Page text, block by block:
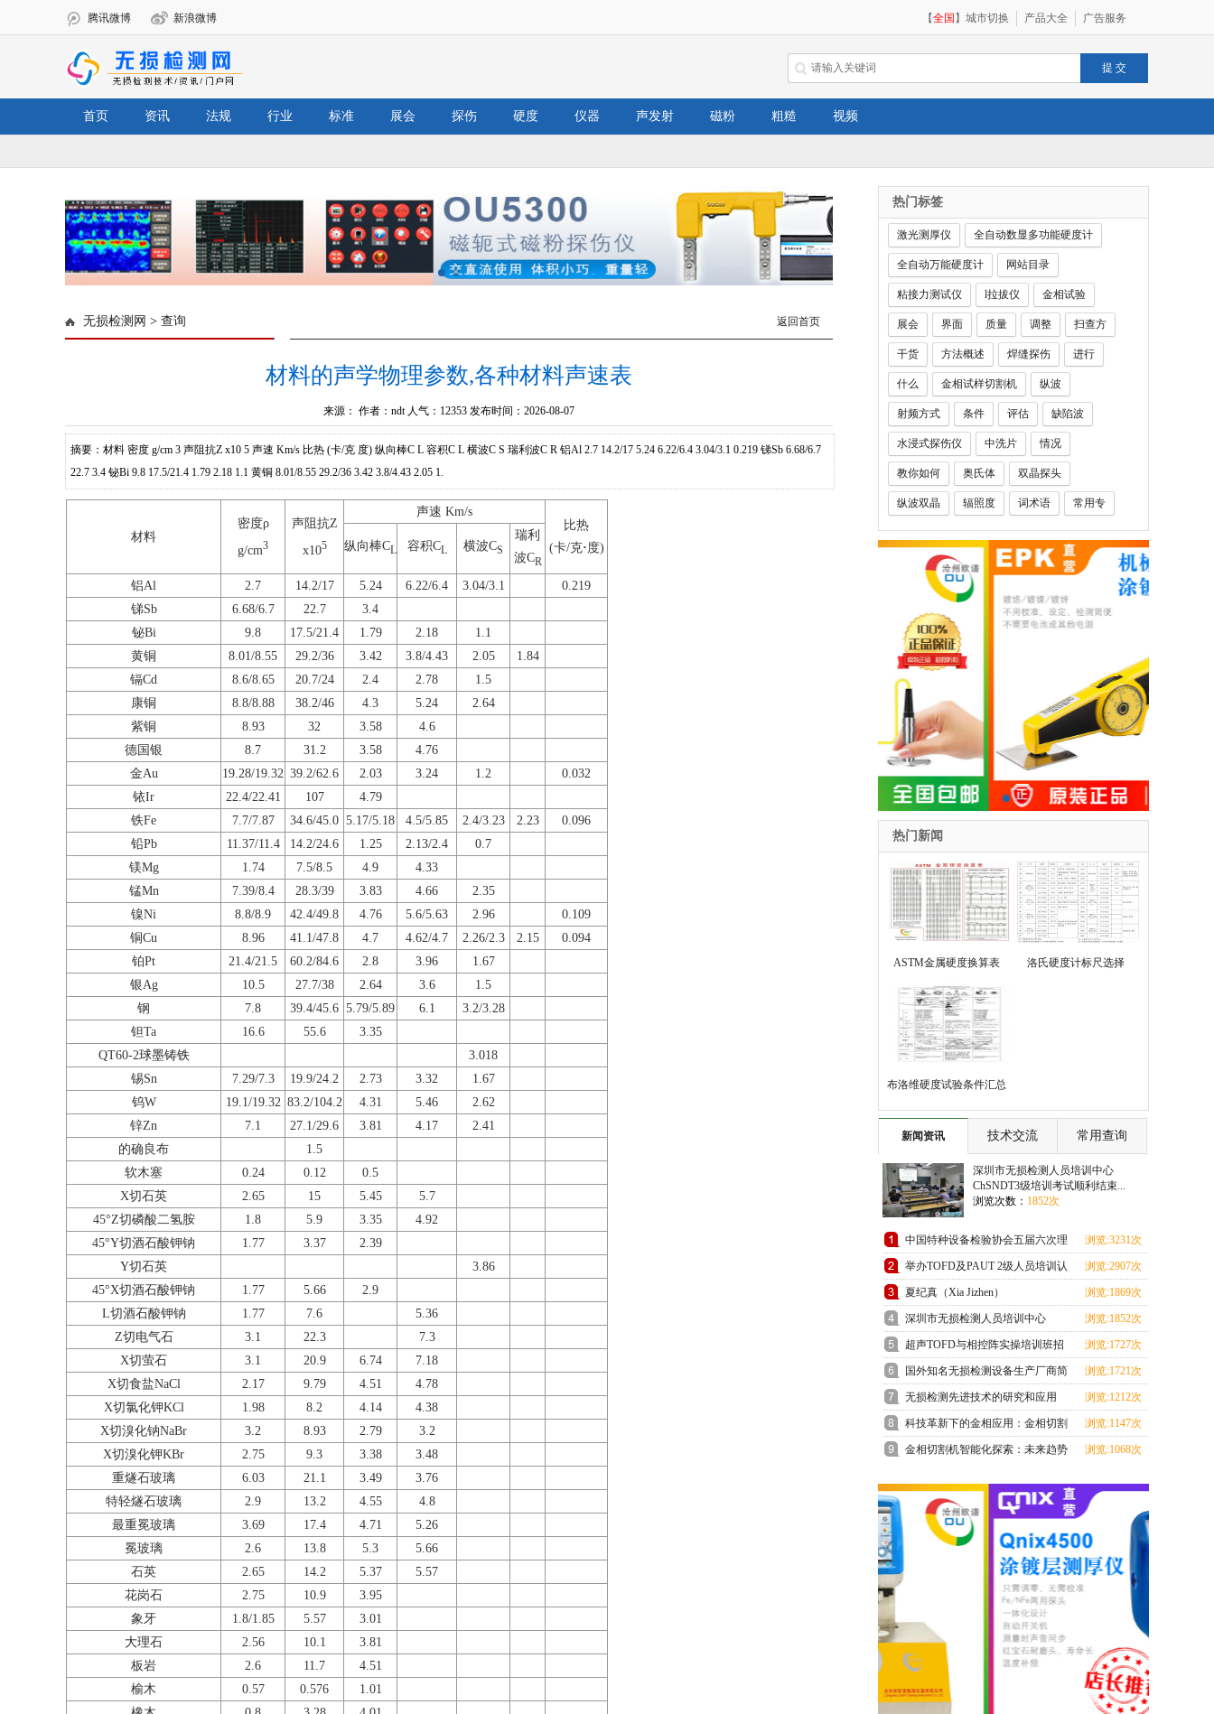
腾讯微博 新浪微博 【全国 】 城市切换 产品大全 广告服务
首页 资讯 法规 行业 标准 展会 探伤 硬度 仪器 声发射 磁粉 粗糙 视频
无损检测网 > 查询 返回首页
材料的声学物理参数,各种材料声速表
来源： 作者：ndt 人气： 12353 发布时间：2026-08-07
摘要：材料 密度 g/cm 3 声阻抗Z x10 5 声速 Km/s 比热 (卡/克 度) 纵向棒C L 容积C L 横波C S 瑞利波C R 铝Al 2.7 14.2/17 5.24 6.22/6.4 3.04/3.1 0.219 锑Sb 6.68/6.7
22.7 3.4 铋Bi 9.8 17.5/21.4 1.79 2.18 1.1 黄铜 8.01/8.55 29.2/36 3.42 3.8/4.43 2.05 1.
材料
密度ρ
g/cm3
声阻抗Z
x105
声速 Km/s
比热
(卡/克·度)
纵向棒CL 容积CL 横波CS
瑞利
波CR
铝Al 2.7 14.2/17 5.24 6.22/6.4 3.04/3.1
0.219
锑Sb
6.68/6.7 22.7
3.4
铋Bi
9.8 17.5/21.4 1.79 2.18
1.1
黄铜
8.01/8.55 29.2/36 3.42 3.8/4.43 2.05
1.84
镉Cd
8.6/8.65 20.7/24 2.4 2.78
1.5
康铜
8.8/8.88 38.2/46 4.3 5.24
2.64
紫铜
8.93 32 3.58
4.6
德国银
8.7 31.2 3.58
4.76
金Au
19.28/19.32 39.2/62.6 2.03 3.24 1.2
0.032
铱Ir
22.4/22.41 107
4.79
铁Fe
7.7/7.87 34.6/45.0 5.17/5.18 4.5/5.85 2.4/3.23 2.23
0.096
铅Pb
11.37/11.4 14.2/24.6 1.25 2.13/2.4
0.7
镁Mg
1.74 7.5/8.5 4.9
4.33
锰Mn
7.39/8.4 28.3/39 3.83 4.66
2.35
镍Ni
8.8/8.9 42.4/49.8 4.76 5.6/5.63 2.96
0.109
铜Cu
8.96 41.1/47.8 4.7 4.62/4.7 2.26/2.3 2.15
0.094
铂Pt
21.4/21.5 60.2/84.6 2.8 3.96
1.67
银Ag
10.5 27.7/38 2.64 3.6
1.5
钢
7.8 39.4/45.6 5.79/5.89 6.1
3.2/3.28
钽Ta
16.6 55.6
3.35
QT60-2球墨铸铁
3.018
锡Sn
7.29/7.3 19.9/24.2 2.73 3.32
1.67
钨W
19.1/19.32 83.2/104.2 4.31 5.46
2.62
锌Zn
7.1 27.1/29.6 3.81 4.17
2.41
的确良布
1.5
软木塞
0.24 0.12
0.5
X切石英
2.65 15 5.45
5.7
45°Z切磷酸二氢胺
1.8 5.9 3.35
4.92
45°Y切酒石酸钾钠
1.77 3.37
2.39
Y切石英
3.86
45°X切酒石酸钾钠
1.77 5.66
2.9
L切酒石酸钾钠
1.77 7.6
5.36
Z切电气石
3.1 22.3
7.3
X切萤石
3.1 20.9 6.74
7.18
X切食盐NaCl
2.17 9.79 4.51
4.78
X切氯化钾KCl
1.98 8.2 4.14
4.38
X切溴化钠NaBr
3.2 8.93 2.79
3.2
X切溴化钾KBr
2.75 9.3 3.38
3.48
重燧石玻璃
6.03 21.1 3.49
3.76
特轻燧石玻璃
2.9 13.2 4.55
4.8
最重冕玻璃
3.69 17.4 4.71
5.26
冕玻璃
2.6 13.8 5.3
5.66
石英
2.65 14.2 5.37
5.57
花岗石
2.75 10.9
3.95
象牙
1.8/1.85 5.57
3.01
大理石 2.56 10.1
3.81
板岩
2.6 11.7
4.51
榆木
0.57 0.576
1.01
热门标签
激光测厚仪 全自动数显多功能硬度计
全自动万能硬度计 网站目录
粘接力测试仪 l拉拔仪 金相试验
展会 界面 质量 调整 扫查方
干货 方法概述 焊缝探伤 进行
什么 金相试样切割机 纵波
射频方式 条件 评估 缺陷波
水浸式探伤仪 中洗片 情况
教你如何 奥氏体 双晶探头
纵波双晶 辐照度 词术语 常用专
钢厚度 玻璃钢厚度仪 铅笔硬度计
定义 千分表 百分表
热门新闻
ASTM金属硬度换算表 洛氏硬度计标尺选择
布洛维硬度试验条件汇总
新闻资讯
技术交流 常用查询
深圳市无损检测人员培训中心
ChSNDT3级培训考试顺利结束...
浏览次数： 1852次
中国特种设备检验协会五届六次理
事会在上海成功召开
浏览:3231次
举办TOFD及PAUT 2级人员培训认
证班预报名通知
浏览:2907次
夏纪真（Xia Jizhen） 浏览:1869次
深圳市无损检测人员培训中心
ChSNDT3级培训考试顺利结束
浏览:1852次
超声TOFD与相控阵实操培训班招
生通知
浏览:1727次
国外知名无损检测设备生产厂商简
介
浏览:1721次
无损检测先进技术的研究和应用 浏览:1212次
科技革新下的金相应用：金相切割
机领跑未来
浏览:1147次
金相切割机智能化探索：未来趋势
浏览:1068次